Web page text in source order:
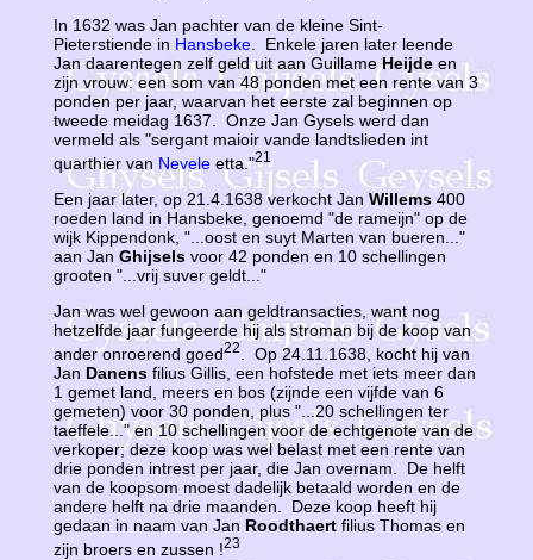
In 1632 was Jan pachter van de kleine Sint-
Pieterstiende in Hansbeke. Enkele jaren later leende
Jan daarentegen zelf geld uit aan GuillameHeijdeen
zijn vrouw: een som van 48 ponden met een rente van 3
ponden per jaar, waarvan het eerste zal beginnen op
tweede meidag 1637. Onze Jan Gysels werd dan
vermeld als "sergant maioir vande landtslieden int
quarthier van Neveleetta."21
Een jaar later, op 21.4.1638 verkocht Jan Willems400
roeden land in Hansbeke, genoemd "de rameijn" op de
wijk Kippendonk, "...oost en suyt Marten van bueren..."
aan Jan Ghijselsvoor 42 ponden en 10 schellingen
grooten "...vrij suver geldt..."
Jan was wel gewoon aan geldtransacties, want nog
hetzelfde jaar fungeerde hij als stroman bij de koop van
ander onroerend goed22
. Op 24.11.1638, kocht hij van
Jan Danensfilius Gillis, een hofstede met iets meer dan
1 gemet land, meers en bos (zijnde een vijfde van 6
gemeten) voor 30 ponden, plus "...20 schellingen ter
taeffele..." en 10 schellingen voor de echtgenote van de
verkoper; deze koop was wel belast met een rente van
drie ponden intrest per jaar, die Jan overnam. De helft
van de koopsom moest dadelijk betaald worden en de
andere helft na drie maanden. Deze koop heeft hij
gedaan in naam van Jan Roodthaertfilius Thomas en
zijn broers en zussen !23